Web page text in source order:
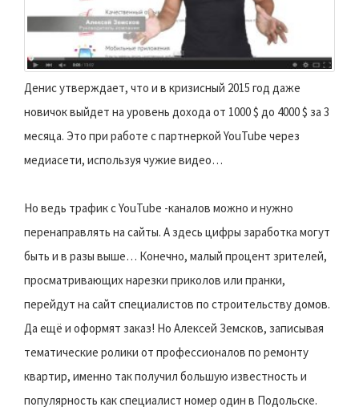
Денис утверждает, что и в кризисный 2015 год даже
новичок выйдет на уровень дохода от 1000 $ до 4000 $ за 3
месяца. Это при работе с партнеркой YouTube через
медиасети, используя чужие видео…
Но ведь трафик с YouTube -каналов можно и нужно
перенаправлять на сайты. А здесь цифры заработка могут
быть и в разы выше… Конечно, малый процент зрителей,
просматривающих нарезки приколов или пранки,
перейдут на сайт специалистов по строительству домов.
Да ещё и оформят заказ! Но Алексей Земсков, записывая
тематические ролики от профессионалов по ремонту
квартир, именно так получил большую известность и
популярность как специалист номер один в Подольске.